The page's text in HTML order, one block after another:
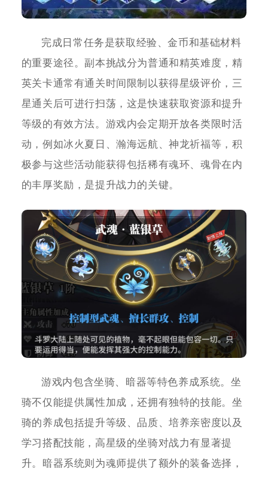
完成日常任务是获取经验、金币和基础材料
的重要途径。副本挑战分为普通和精英难度，精
英关卡通常有通关时间限制以获得星级评价，三
星通关后可进行扫荡，这是快速获取资源和提升
等级的有效方法。游戏内会定期开放各类限时活
动，例如冰火夏日、瀚海远航、神龙祈福等，积
极参与这些活动能获得包括稀有魂环、魂骨在内
的丰厚奖励，是提升战力的关键。
游戏内包含坐骑、暗器等特色养成系统。坐
骑不仅能提供属性加成，还拥有独特的技能。坐
骑的养成包括提升等级、品质、培养亲密度以及
学习搭配技能，高星级的坐骑对战力有显著提
升。暗器系统则为魂师提供了额外的装备选择，